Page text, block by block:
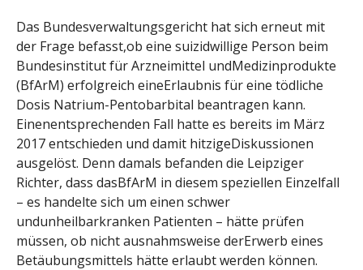
Das Bundesverwaltungsgericht hat sich erneut mit
der Frage befasst,ob eine suizidwillige Person beim
Bundesinstitut für Arzneimittel undMedizinprodukte
(BfArM) erfolgreich eineErlaubnis für eine tödliche
Dosis Natrium-Pentobarbital beantragen kann.
Einenentsprechenden Fall hatte es bereits im März
2017 entschieden und damit hitzigeDiskussionen
ausgelöst. Denn damals befanden die Leipziger
Richter, dass dasBfArM in diesem speziellen Einzelfall
– es handelte sich um einen schwer
undunheilbarkranken Patienten – hätte prüfen
müssen, ob nicht ausnahmsweise derErwerb eines
Betäubungsmittels hätte erlaubt werden können.